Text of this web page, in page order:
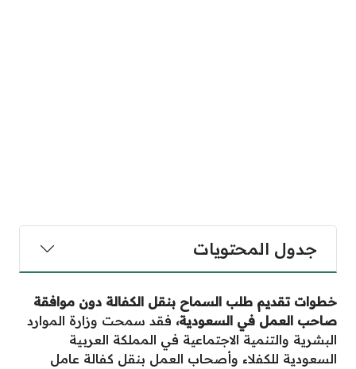
جدول المحتويات
خطوات تقديم طلب السماح بنقل الكفالة دون موافقة
صاحب العمل في السعودية، فقد سمحت وزارة الموارد
البشرية والتنمية الاجتماعية في المملكة العربية
السعودية للكفلاء وأصحاب العمل بنقل كفالة عامل